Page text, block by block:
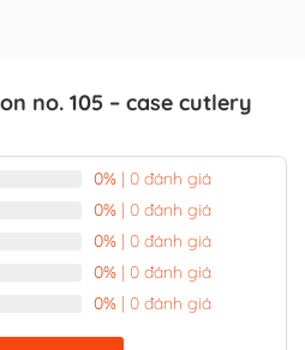
no. 105 – case cutlery
0% | 0 đánh giá
0% | 0 đánh giá
0% | 0 đánh giá
0% | 0 đánh giá
0% | 0 đánh giá